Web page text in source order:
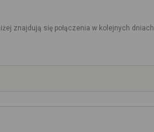
znajdują się połączenia w kolejnych dniach